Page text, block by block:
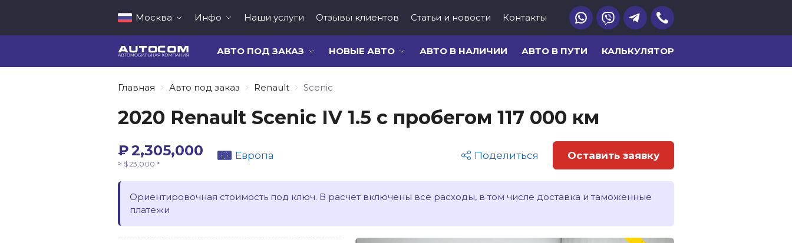
Москва Инфо Наши услуги Отзывы клиентов Статьи и новости Контакты
АВТО ПОД ЗАКАЗ НОВЫЕ АВТО АВТО В НАЛИЧИИ АВТО В ПУТИ КАЛЬКУЛЯТОР
Главная Авто под заказ Renault Scenic
2020 Renault Scenic IV 1.5 с пробегом 117 000 км
₽ 2,305,000
≈ $ 23,000 *
Европа Поделиться Оставить заявку
Ориентировочная стоимость под ключ. В расчет включены все расходы, в том числе доставка и таможенные
платежи